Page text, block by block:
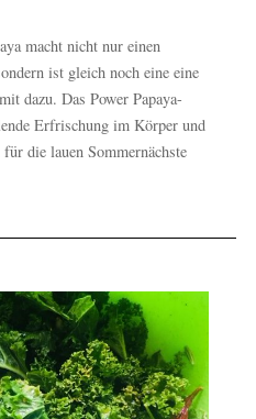
macht nicht nur einen
ist gleich noch eine eine
dazu. Das Power Papaya-
Erfrischung im Körper und
die lauen Sommernächste